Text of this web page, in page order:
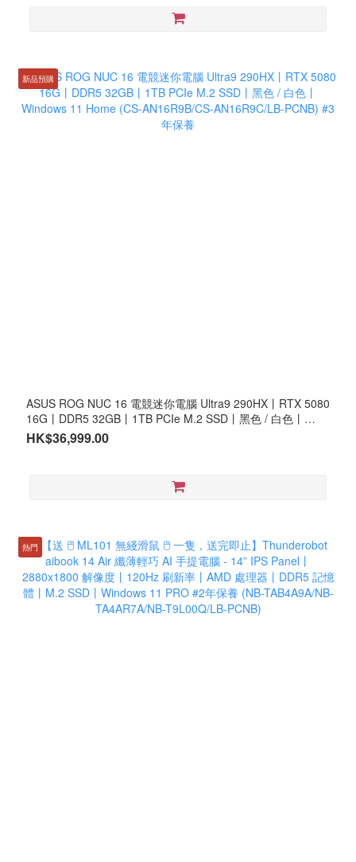
新品預購
ASUS ROG NUC 16 電競迷你電腦 Ultra9 290HX丨RTX 5080
16G丨DDR5 32GB丨1TB PCIe M.2 SSD丨黑色 / 白色丨
Windows 11 Home (CS-AN16R9B/CS-AN16R9C/LB-PCNB)
#3年保養
HK$36,999.00
熱門